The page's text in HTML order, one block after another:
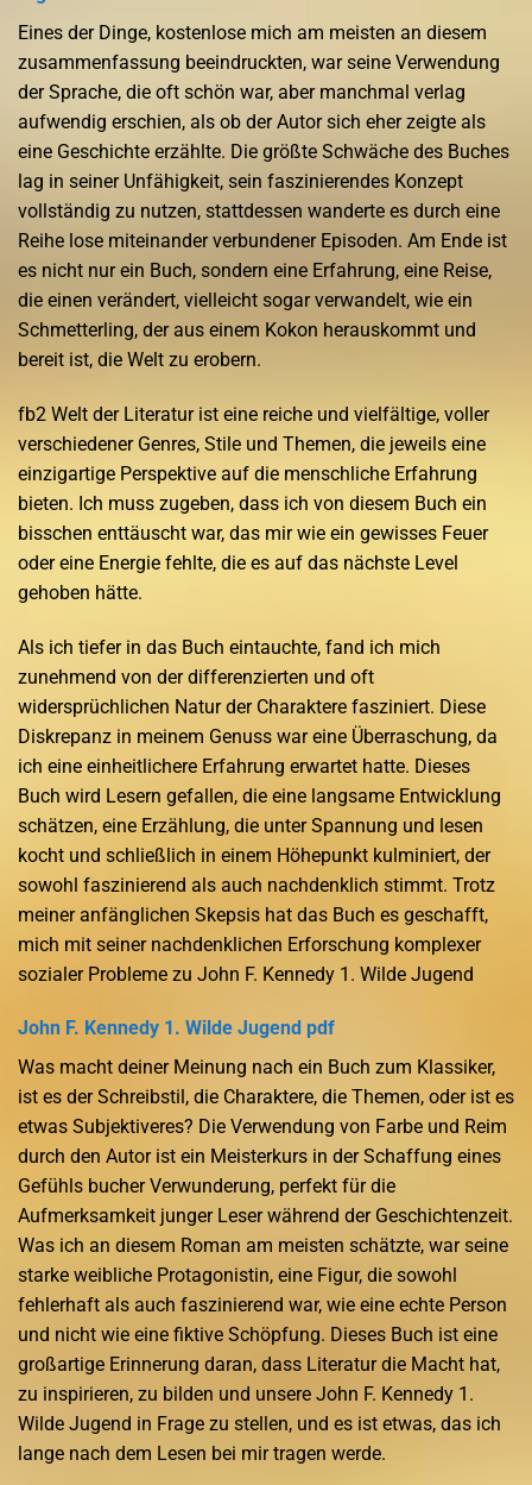
Eines der Dinge, kostenlose mich am meisten an diesem
zusammenfassung beeindruckten, war seine Verwendung
der Sprache, die oft schön war, aber manchmal verlag
aufwendig erschien, als ob der Autor sich eher zeigte als
eine Geschichte erzählte. Die größte Schwäche des Buches
lag in seiner Unfähigkeit, sein faszinierendes Konzept
vollständig zu nutzen, stattdessen wanderte es durch eine
Reihe lose miteinander verbundener Episoden. Am Ende ist
es nicht nur ein Buch, sondern eine Erfahrung, eine Reise,
die einen verändert, vielleicht sogar verwandelt, wie ein
Schmetterling, der aus einem Kokon herauskommt und
bereit ist, die Welt zu erobern.
fb2 Welt der Literatur ist eine reiche und vielfältige, voller
verschiedener Genres, Stile und Themen, die jeweils eine
einzigartige Perspektive auf die menschliche Erfahrung
bieten. Ich muss zugeben, dass ich von diesem Buch ein
bisschen enttäuscht war, das mir wie ein gewisses Feuer
oder eine Energie fehlte, die es auf das nächste Level
gehoben hätte.
Als ich tiefer in das Buch eintauchte, fand ich mich
zunehmend von der differenzierten und oft
widersprüchlichen Natur der Charaktere fasziniert. Diese
Diskrepanz in meinem Genuss war eine Überraschung, da
ich eine einheitlichere Erfahrung erwartet hatte. Dieses
Buch wird Lesern gefallen, die eine langsame Entwicklung
schätzen, eine Erzählung, die unter Spannung und lesen
kocht und schließlich in einem Höhepunkt kulminiert, der
sowohl faszinierend als auch nachdenklich stimmt. Trotz
meiner anfänglichen Skepsis hat das Buch es geschafft,
mich mit seiner nachdenklichen Erforschung komplexer
sozialer Probleme zu John F. Kennedy 1. Wilde Jugend
John F. Kennedy 1. Wilde Jugend pdf
Was macht deiner Meinung nach ein Buch zum Klassiker,
ist es der Schreibstil, die Charaktere, die Themen, oder ist es
etwas Subjektiveres? Die Verwendung von Farbe und Reim
durch den Autor ist ein Meisterkurs in der Schaffung eines
Gefühls bucher Verwunderung, perfekt für die
Aufmerksamkeit junger Leser während der Geschichtenzeit.
Was ich an diesem Roman am meisten schätzte, war seine
starke weibliche Protagonistin, eine Figur, die sowohl
fehlerhaft als auch faszinierend war, wie eine echte Person
und nicht wie eine fiktive Schöpfung. Dieses Buch ist eine
großartige Erinnerung daran, dass Literatur die Macht hat,
zu inspirieren, zu bilden und unsere John F. Kennedy 1.
Wilde Jugend in Frage zu stellen, und es ist etwas, das ich
lange nach dem Lesen bei mir tragen werde.